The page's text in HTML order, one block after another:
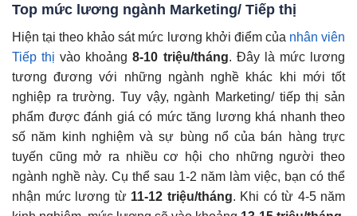
Top mức lương ngành Marketing/ Tiếp thị
Hiện tại theo khảo sát mức lương khởi điểm của nhân viên
Tiếp thị vào khoảng8-10 triệu/tháng. Đây là mức lương
tương đương với những ngành nghề khác khi mới tốt
nghiệp ra trường. Tuy vậy, ngành Marketing/ tiếp thị sản
phẩm được đánh giá có mức tăng lương khá nhanh theo
số năm kinh nghiệm và sự bùng nổ của bán hàng trực
tuyến cũng mở ra nhiều cơ hội cho những người theo
ngành nghề này. Cụ thể sau 1-2 năm làm việc, bạn có thể
nhận mức lương từ 11-12 triệu/tháng. Khi có từ 4-5 năm